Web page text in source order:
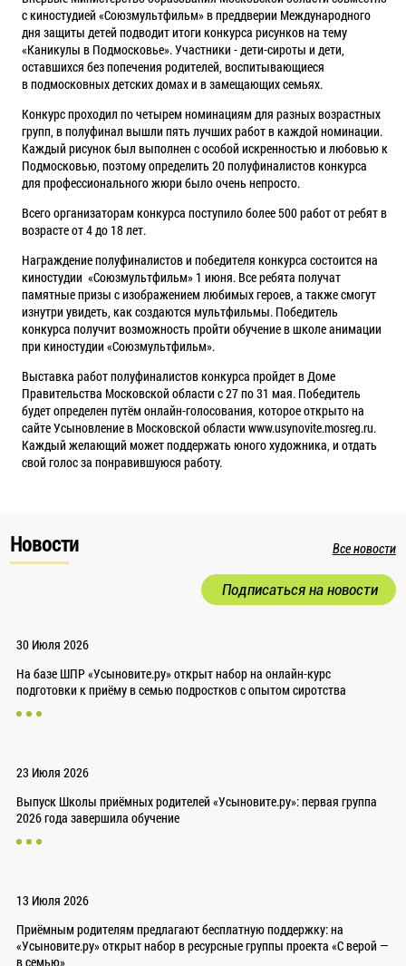
с киностудией «Союзмультфильм» в преддверии Международного
дня защиты детей подводит итоги конкурса рисунков на тему
«Каникулы в Подмосковье». Участники - дети-сироты и дети,
оставшихся без попечения родителей, воспитывающиеся
в подмосковных детских домах и в замещающих семьях.
Конкурс проходил по четырем номинациям для разных возрастных
групп, в полуфинал вышли пять лучших работ в каждой номинации.
Каждый рисунок был выполнен с особой искренностью и любовью к
Подмосковью, поэтому определить 20 полуфиналистов конкурса
для профессионального жюри было очень непросто.
Всего организаторам конкурса поступило более 500 работ от ребят в
возрасте от 4 до 18 лет.
Награждение полуфиналистов и победителя конкурса состоится на
киностудии «Союзмультфильм» 1 июня. Все ребята получат
памятные призы с изображением любимых героев, а также смогут
изнутри увидеть, как создаются мультфильмы. Победитель
конкурса получит возможность пройти обучение в школе анимации
при киностудии «Союзмультфильм».
Выставка работ полуфиналистов конкурса пройдет в Доме
Правительства Московской области с 27 по 31 мая. Победитель
будет определен путём онлайн-голосования, которое открыто на
сайте Усыновление в Московской области www.usynovite.mosreg.ru.
Каждый желающий может поддержать юного художника, и отдать
свой голос за понравившуюся работу.
Новости Все новости
Подписаться на новости
30 Июля 2026
На базе ШПР «Усыновите.ру» открыт набор на онлайн-курс
подготовки к приёму в семью подростков с опытом сиротства
23 Июля 2026
Выпуск Школы приёмных родителей «Усыновите.ру»: первая группа
2026 года завершила обучение
13 Июля 2026
Приёмным родителям предлагают бесплатную поддержку: на
«Усыновите.ру» открыт набор в ресурсные группы проекта «С верой —
в семью»